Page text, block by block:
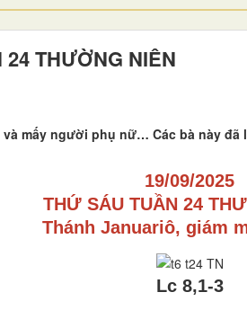
THƯỜNG NIÊN
mấy người phụ nữ… Các bà này đã
19/09/2025
THỨ SÁU TUẦN 24
Thánh Januariô, giám
Lc 8,1-3